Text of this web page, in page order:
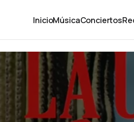
InicioMúsicaConciertos